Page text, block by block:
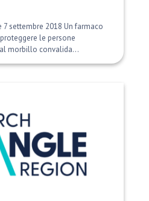
7 settembre 2018 Un farmaco
le persone
morbillo convalida...